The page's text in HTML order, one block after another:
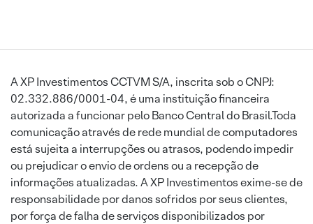
A XP Investimentos CCTVM S/A, inscrita sob o CNPJ:
02.332.886/0001-04, é uma instituição financeira
autorizada a funcionar pelo Banco Central do Brasil.Toda
comunicação através de rede mundial de computadores
está sujeita a interrupções ou atrasos, podendo impedir
ou prejudicar o envio de ordens ou a recepção de
informações atualizadas. A XP Investimentos exime-se de
responsabilidade por danos sofridos por seus clientes,
por força de falha de serviços disponibilizados por